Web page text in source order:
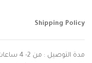
Shipping Policy
مدة التوصيل : من 2- 4 ساعات